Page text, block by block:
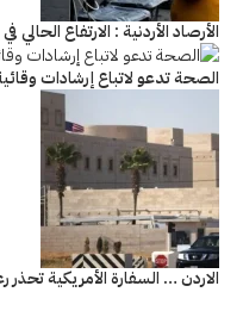
الأرصاد الأردنية : الارتفاع
الصحة تدعو لاتباع إرشادات
الاردن … السفارة الأمريكية تحذر